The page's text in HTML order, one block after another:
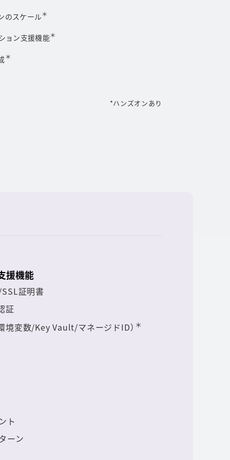
のスケール＊
ョン支援機能＊
＊
*ハンズオンあり
援機能
証明書
証
境変数/Key Vault/マネージドID） ＊
ト
ーン